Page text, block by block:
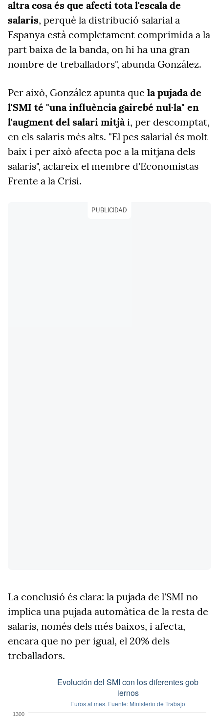
altra cosa és que afecti tota l'escala de
salaris, perquè la distribució salarial a
Espanya està completament comprimida a la
part baixa de la banda, on hi ha una gran
nombre de treballadors", abunda González.
Per això, González apunta que la pujada de
l'SMI té "una influència gairebé nul·la" en
l'augment del salari mitjài, per descomptat,
en els salaris més alts. "El pes salarial és molt
baix i per això afecta poc a la mitjana dels
salaris", aclareix el membre d'Economistas
Frente a la Crisi.
PUBLICIDAD
La conclusió és clara: la pujada de l'SMI no
implica una pujada automàtica de la resta de
salaris, només dels més baixos, i afecta,
encara que no per igual, el 20% dels
treballadors.